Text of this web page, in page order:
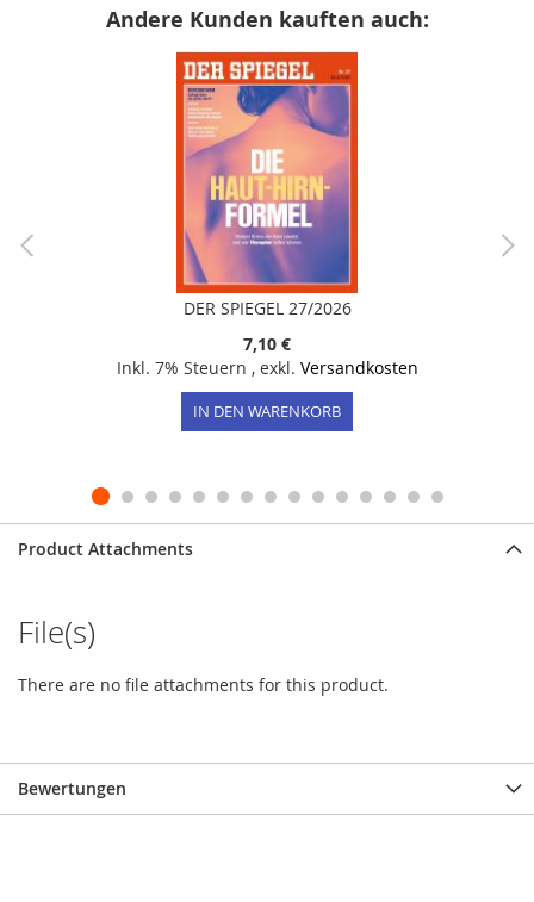
Andere Kunden kauften auch:
DER SPIEGEL 27/2026
7,10 €
Inkl. 7% Steuern , exkl. Versandkosten
IN DEN WARENKORB
Product Attachments
File(s)
There are no file attachments for this product.
Bewertungen